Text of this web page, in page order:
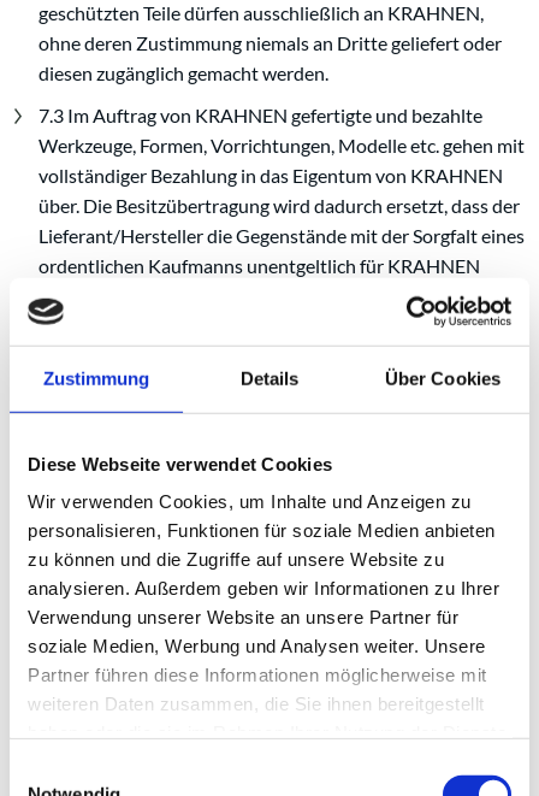
Zustimmung Details Über Cookies
Diese Webseite verwendet Cookies
Wir verwenden Cookies, um Inhalte und Anzeigen zu
personalisieren, Funktionen für soziale Medien anbieten
zu können und die Zugriffe auf unsere Website zu
analysieren. Außerdem geben wir Informationen zu Ihrer
Verwendung unserer Website an unsere Partner für
soziale Medien, Werbung und Analysen weiter. Unsere
Partner führen diese Informationen möglicherweise mit
weiteren Daten zusammen, die Sie ihnen bereitgestellt
geschützten Teile dürfen ausschließlich an KRAHNEN,
ohne deren Zustimmung niemals an Dritte geliefert oder
diesen zugänglich gemacht werden.
7.3 Im Auftrag von KRAHNEN gefertigte und bezahlte
Werkzeuge, Formen, Vorrichtungen, Modelle etc. gehen mit
vollständiger Bezahlung in das Eigentum von KRAHNEN
über. Die Besitzübertragung wird dadurch ersetzt, dass der
Lieferant/Hersteller die Gegenstände mit der Sorgfalt eines
ordentlichen Kaufmanns unentgeltlich für KRAHNEN
verwahrt. Nicht mehr benötigte Werkzeuge, Formen,
Vorrichtungen, Modelle etc. dürfen erst nach
vom Lieferanten/Hersteller geändert oder verschrottet
werden.
7.4 Fertigungsmittel der KRAHNEN sind ordnungsgemäß
zufälligen Untergang oder Verschlechterung zu versichern.
Die Kosten hierfür trägt der Lieferant/Hersteller.
8. Geheimhaltung